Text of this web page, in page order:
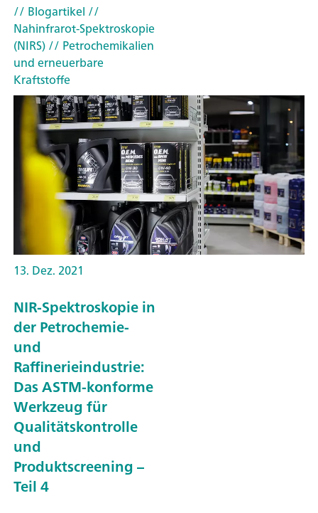
// Blogartikel //
Nahinfrarot-Spektroskopie
(NIRS)// Petrochemikalien
und erneuerbare
Kraftstoffe
13. Dez. 2021
NIR-Spektroskopie in
der Petrochemie-
und
Raffinerieindustrie:
Das ASTM-konforme
Werkzeug für
Qualitätskontrolle
und
Produktscreening –
Teil 4